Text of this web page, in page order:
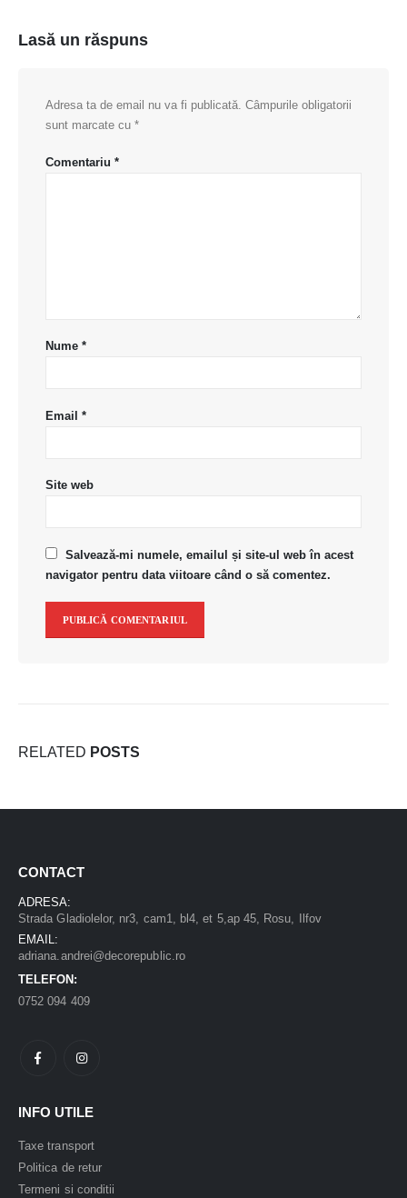
Lasă un răspuns
Adresa ta de email nu va fi publicată. Câmpurile obligatorii
sunt marcate cu *
Comentariu *
Nume *
Email *
Site web
Salvează-mi numele, emailul și site-ul web în acest
navigator pentru data viitoare când o să comentez.
RELATED POSTS
CONTACT
ADRESA:
Strada Gladiolelor, nr3, cam1, bl4, et 5,ap 45, Rosu, Ilfov
EMAIL:
adriana.andrei@decorepublic.ro
TELEFON:
0752 094 409
INFO UTILE
Taxe transport
Politica de retur
Termeni si conditii